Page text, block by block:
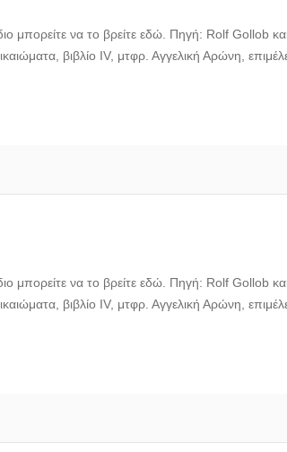
μπορείτε να το βρείτε εδώ. Πηγή: Rolf Gollob
βιβλίο IV, μτφρ. Αγγελική Αρώνη,
μπορείτε να το βρείτε εδώ. Πηγή: Rolf Gollob
βιβλίο IV, μτφρ. Αγγελική Αρώνη,